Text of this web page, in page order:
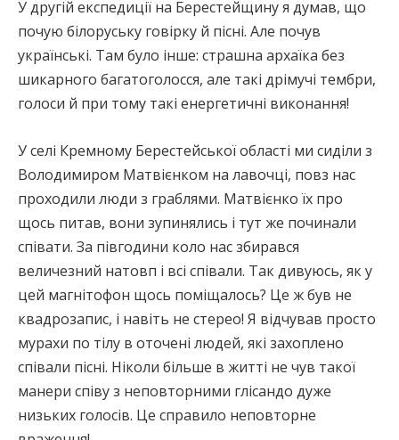
У другій експедиції на Берестейщину я думав, що
почую білоруську говірку й пісні. Але почув
українські. Там було інше: страшна архаїка без
шикарного багатоголосся, але такі дрімучі тембри,
голоси й при тому такі енергетичні виконання!
У селі Кремному Берестейської області ми сиділи з
Володимиром Матвієнком на лавочці, повз нас
проходили люди з граблями. Матвієнко їх про
щось питав, вони зупинялись і тут же починали
співати. За півгодини коло нас збирався
величезний натовп і всі співали. Так дивуюсь, як у
цей магнітофон щось поміщалось? Це ж був не
квадрозапис, і навіть не стерео! Я відчував просто
мурахи по тілу в оточені людей, які захоплено
співали пісні. Ніколи більше в житті не чув такої
манери співу з неповторними глісандо дуже
низьких голосів. Це справило неповторне